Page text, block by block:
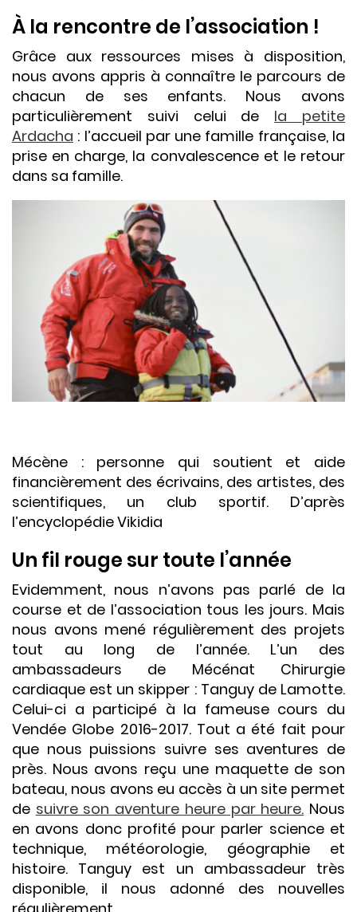
À la rencontre de l’association !
Grâce aux ressources mises à disposition,
nous avons appris à connaître le parcours de
chacun de ses enfants. Nous avons
particulièrement suivi celui de la petite
Ardacha : l’accueil par une famille française, la
prise en charge, la convalescence et le retour
dans sa famille.
Mécène : personne qui soutient et aide
financièrement des écrivains, des artistes, des
scientifiques, un club sportif. D’après
l’encyclopédie Vikidia
Un fil rouge sur toute l’année
Evidemment, nous n’avons pas parlé de la
course et de l’association tous les jours. Mais
nous avons mené régulièrement des projets
tout au long de l’année. L’un des
ambassadeurs de Mécénat Chirurgie
cardiaque est un skipper : Tanguy de Lamotte.
Celui-ci a participé à la fameuse cours du
Vendée Globe 2016-2017. Tout a été fait pour
que nous puissions suivre ses aventures de
près. Nous avons reçu une maquette de son
bateau, nous avons eu accès à un site permet
de suivre son aventure heure par heure. Nous
en avons donc profité pour parler science et
technique, météorologie, géographie et
histoire. Tanguy est un ambassadeur très
disponible, il nous adonné des nouvelles